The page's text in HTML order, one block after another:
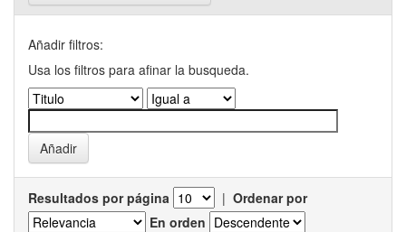
Añadir filtros:
Usa los filtros para afinar la busqueda.
Resultados por página | Ordenar por
En orden